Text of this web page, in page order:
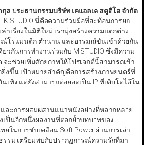
ล ประธานกรรมบริษัท เคแอลเค สตูดิโอ จำกัด
STUDIO นี่คือความร่วมมือที่สะท้อนการยก
าเรื่องในมิติใหม่ เรามุ่งสร้างความแตกต่าง
ณ์โรแมนติก ตำนาน และอารมณ์ขันเข้าด้วยกัน
วกันการทำงานร่วมกับ M STUDIO ซึ่งมีความ
ะช่วยเพิ่มศักยภาพให้โปรเจกต์นี้สามารถเข้า
ยิ่งขึ้น เป้าหมายสำคัญคือการสร้างภาพยนตร์ที่
เทิง แต่ยังสามารถต่อยอดเป็น IP ที่เติบโตได้ใน
ละการผสมผสานแนวหนังอย่างที่หลากหลาย
เป็นอีกหนึ่งผลงานที่ตอกย้ำบทบาทของ
ยในการขับเคลื่อน Soft Power ผ่านการเล่า
รรม เตรียมพบกับปรากฏการณ์ความรักที่มา